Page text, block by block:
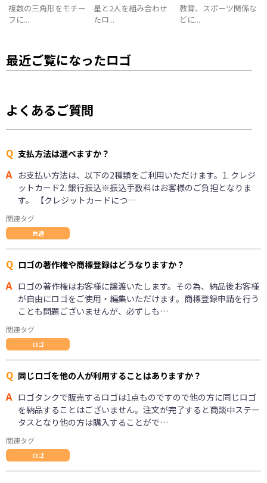
複数の三角形をモチー
フに...
星と2人を組み合わせ
たロ...
教育、スポーツ関係な
どに...
最近ご覧になったロゴ
よくあるご質問
Q 支払方法は選べますか？
A お支払い方法は、以下の2種類をご利用いただけます。1. クレジ
ットカード2. 銀行振込※振込手数料はお客様のご負担となりま
す。 【クレジットカードにつ…
関連タグ
共通
Q ロゴの著作権や商標登録はどうなりますか？
A ロゴの著作権はお客様に譲渡いたします。その為、納品後お客様
が自由にロゴをご使用・編集いただけます。商標登録申請を行う
ことも問題ございませんが、必ずしも…
関連タグ
ロゴ
Q 同じロゴを他の人が利用することはありますか？
A ロゴタンクで販売するロゴは1点ものですので他の方に同じロゴ
を納品することはございません。注文が完了すると商談中ステー
タスとなり他の方は購入することがで…
関連タグ
ロゴ